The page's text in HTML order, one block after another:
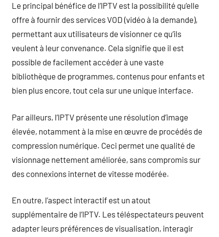
Le principal bénéfice de l’IPTV est la possibilité qu’elle
offre à fournir des services VOD (vidéo à la demande),
permettant aux utilisateurs de visionner ce qu’ils
veulent à leur convenance. Cela signifie que il est
possible de facilement accéder à une vaste
bibliothèque de programmes, contenus pour enfants et
bien plus encore, tout cela sur une unique interface.
Par ailleurs, l’IPTV présente une résolution d’image
élevée, notamment à la mise en œuvre de procédés de
compression numérique. Ceci permet une qualité de
visionnage nettement améliorée, sans compromis sur
des connexions internet de vitesse modérée.
En outre, l’aspect interactif est un atout
supplémentaire de l’IPTV. Les téléspectateurs peuvent
adapter leurs préférences de visualisation, interagir